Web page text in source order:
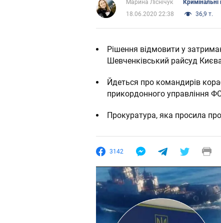
Марина Ліснічук
18.06.2020 22:38
36,9 т.
Рішення відмовити у
Шевченківський райсуд
Йдеться про командирів
прикордонного управління
Прокуратура, яка просила
3142